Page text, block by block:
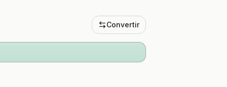
Convertir